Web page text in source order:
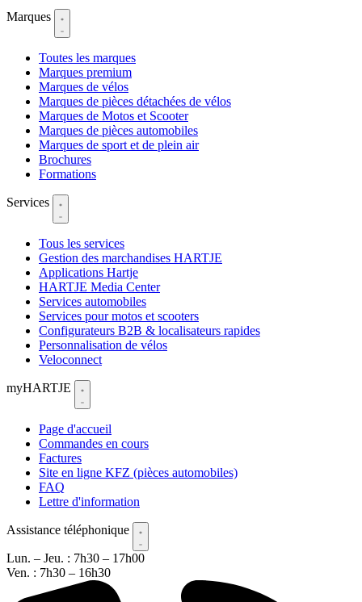
Marques
Toutes les marques
Marques premium
Marques de vélos
Marques de pièces détachées de vélos
Marques de Motos et Scooter
Marques de pièces automobiles
Marques de sport et de plein air
Brochures
Formations
Services
Tous les services
Gestion des marchandises HARTJE
Applications Hartje
HARTJE Media Center
Services automobiles
Services pour motos et scooters
Configurateurs B2B & localisateurs rapides
Personnalisation de vélos
Veloconnect
myHARTJE
Page d'accueil
Commandes en cours
Factures
Site en ligne KFZ (pièces automobiles)
FAQ
Lettre d'information
Assistance téléphonique
Lun. – Jeu. : 7h30 – 17h00
Ven. : 7h30 – 16h30